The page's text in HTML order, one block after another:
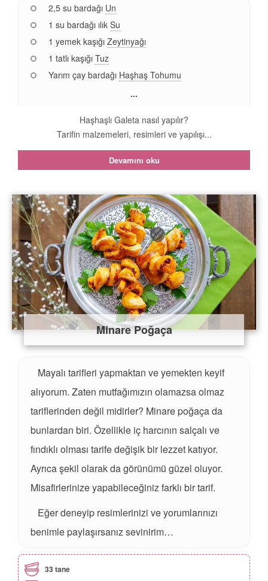
2,5 su bardağı Un
1 su bardağı ılık Su
1 yemek kaşığı Zeytinyağı
1 tatlı kaşığı Tuz
Yarım çay bardağı Haşhaş Tohumu
...
Haşhaşlı Galeta nasıl yapılır?
Tarifin malzemeleri, resimleri ve yapılışı...
Devamını oku
Minare Poğaça
Mayalı tarifleri yapmaktan ve yemekten keyif
alıyorum. Zaten mutfağımızın olamazsa olmaz
tariflerinden değil midirler? Minare poğaça da
bunlardan biri. Özellikle iç harcının salçalı ve
fındıklı olması tarife değişik bir lezzet katıyor.
Ayrıca şekil olarak da görünümü güzel oluyor.
Misafirlerinize yapabileceğiniz farklı bir tarif.
Eğer deneyip resimlerinizi ve yorumlarınızı
benimle paylaşırsanız sevinirim…
33 tane